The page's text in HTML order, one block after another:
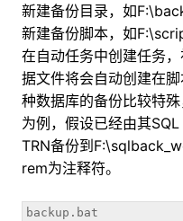
新建备份目录，如
新建备份脚本，如
在自动任务中创建任务
据文件将会自动创建在
种数据库的备份比较特
为例，假设已经由其
TRN备份到
rem为注释符。
backup.bat